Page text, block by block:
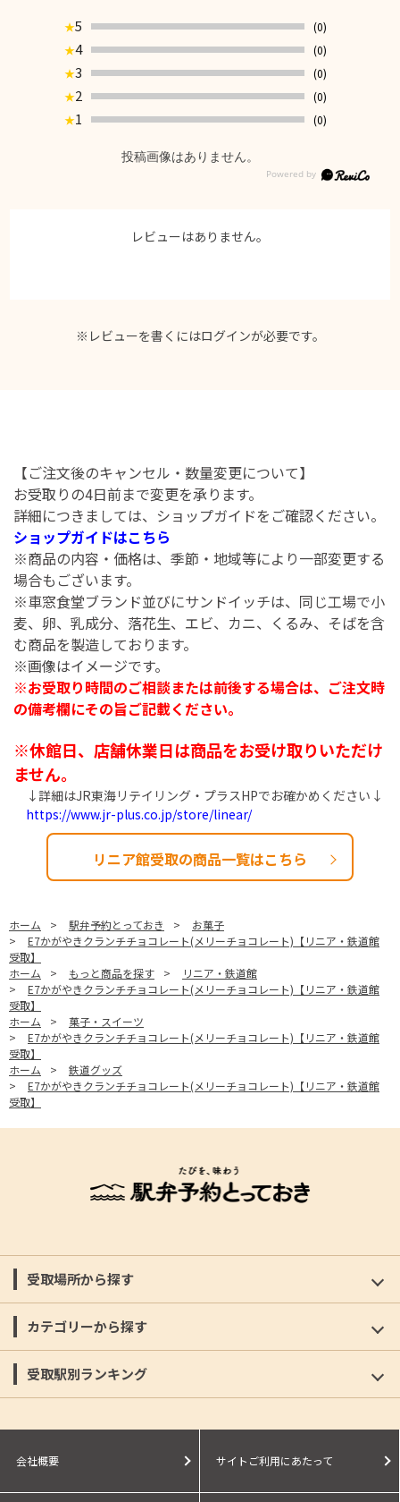
★5
(0)
★4
(0)
★3
(0)
★2
(0)
★1 (0)
投稿画像はありません。
レビューはありません。
※レビューを書くにはログインが必要です。
【ご注文後のキャンセル・数量変更について】
お受取りの4日前まで変更を承ります。
詳細につきましては、ショップガイドをご確認ください。
ショップガイドはこちら
※商品の内容・価格は、季節・地域等により一部変更する
場合もございます。
※車窓食堂ブランド並びにサンドイッチは、同じ工場で小
麦、卵、乳成分、落花生、エビ、カニ、くるみ、そばを含
む商品を製造しております。
※画像はイメージです。
※お受取り時間のご相談または前後する場合は、ご注文時
の備考欄にその旨ご記載ください。
※休館日、店舗休業日は商品をお受け取りいただけ
ません。
↓詳細はJR東海リテイリング・プラスHPでお確かめください↓
https://www.jr-plus.co.jp/store/linear/
リニア館受取の商品一覧はこちら
ホーム > 駅弁予約とっておき >
お菓子
>
E7かがやきクランチチョコレート(メリーチョコレート)【リニア・鉄道館
受取】
ホーム
> もっと商品を探す >
リニア・鉄道館
>
E7かがやきクランチチョコレート(メリーチョコレート)【リニア・鉄道館
受取】
ホーム
>
菓子・スイーツ
>
E7かがやきクランチチョコレート(メリーチョコレート)【リニア・鉄道館
受取】
ホーム
>
鉄道グッズ
>
E7かがやきクランチチョコレート(メリーチョコレート)【リニア・鉄道館
受取】
受取場所から探す
カテゴリーから探す
受取駅別ランキング
会社概要 サイトご利用にあたって